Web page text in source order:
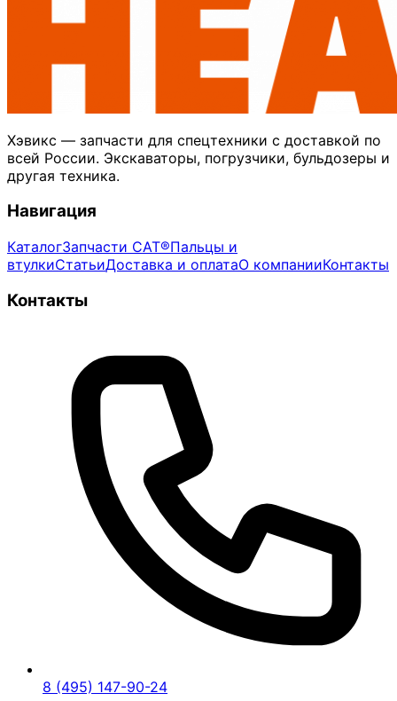
Хэвикс — запчасти для спецтехники с доставкой по
всей России. Экскаваторы, погрузчики, бульдозеры и
другая техника.
Навигация
КаталогЗапчасти CAT®Пальцы и
втулкиСтатьиДоставка и оплатаО компанииКонтакты
Контакты
8 (495) 147-90-24